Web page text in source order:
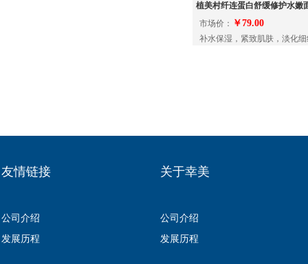
植美村纤连蛋白舒缓修护水嫩
市场价： ￥79.00
补水保湿，紧致肌肤，淡化
友情链接 关于幸美
公司介绍
发展历程
公司介绍
发展历程